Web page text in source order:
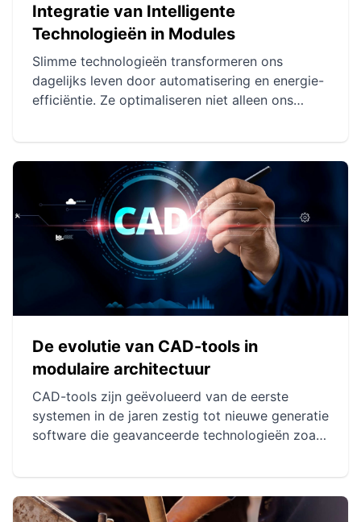
Integratie van Intelligente
Technologieën in Modules
Slimme technologieën transformeren ons
dagelijks leven door automatisering en energie-
efficiëntie. Ze optimaliseren niet alleen ons
woningen. Deze integratie bevordert een
harmonieuzere en milieuvriendelijkere levensstijl.
De evolutie van CAD-tools in
modulaire architectuur
CAD-tools zijn geëvolueerd van de eerste
systemen in de jaren zestig tot nieuwe generatie
software die geavanceerde technologieën zoals
innovaties hebben de nauwkeurigheid,
efficiëntie en samenwerking in modulair
ontwerp verbeterd. Tegenwoordig bieden